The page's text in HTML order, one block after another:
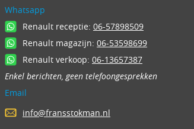
Whatsapp
Renault receptie: 06-57898509
Renault magazijn: 06-53598699
Renault verkoop: 06-13657387
Enkel berichten, geen telefoongesprekken
Email
info@fransstokman.nl